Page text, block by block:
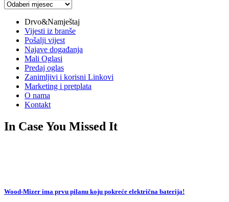
Arhiva
Drvo&Namještaj
Vijesti iz branše
Pošalji vijest
Najave događanja
Mali Oglasi
Predaj oglas
Zanimljivi i korisni Linkovi
Marketing i pretplata
O nama
Kontakt
In Case You Missed It
Wood-Mizer ima prvu pilanu koju pokreće električna baterija!